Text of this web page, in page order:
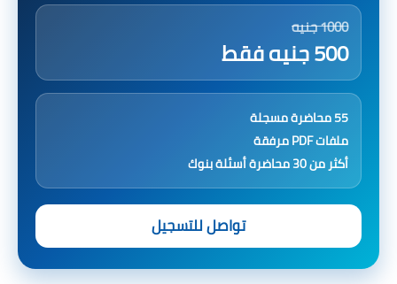
1000 جنيه
500 جنيه فقط
55 محاضرة مسجلة
ملفات PDF مرفقة
أكثر من 30 محاضرة أسئلة بنوك
تواصل للتسجيل